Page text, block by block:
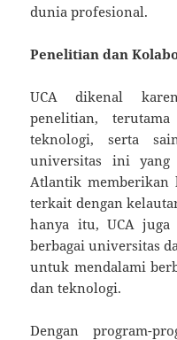
dunia profesional.
Penelitian dan
UCA dikenal
penelitian,
teknologi, serta
universitas ini yang
Atlantik memberikan
terkait dengan
hanya itu, UCA juga
berbagai universitas
untuk mendalami
dan teknologi.
Dengan program-